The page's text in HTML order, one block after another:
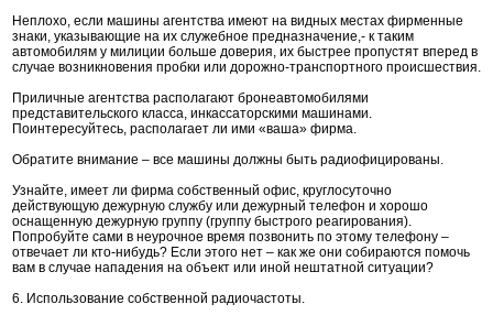
Неплохо, если машины агентства имеют на видных местах фирменные
знаки, указывающие на их служебное предназначение,- к таким
автомобилям у милиции больше доверия, их быстрее пропустят вперед в
случае возникновения пробки или дорожно-транспортного происшествия.
Приличные агентства располагают бронеавтомобилями
представительского класса, инкассаторскими машинами.
Поинтересуйтесь, располагает ли ими «ваша» фирма.
Обратите внимание – все машины должны быть радиофицированы.
Узнайте, имеет ли фирма собственный офис, круглосуточно
действующую дежурную службу или дежурный телефон и хорошо
оснащенную дежурную группу (группу быстрого реагирования).
Попробуйте сами в неурочное время позвонить по этому телефону –
отвечает ли кто-нибудь? Если этого нет – как же они собираются помочь
вам в случае нападения на объект или иной нештатной ситуации?
6. Использование собственной радиочастоты.